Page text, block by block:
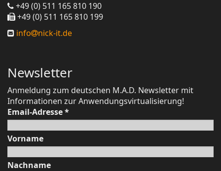
+49 (0) 511 165 810 190
+49 (0) 511 165 810 199
info
nick-it.de
Newsletter
Anmeldung zum deutschen M.A.D. Newsletter mit
Informationen zur Anwendungsvirtualisierung!
Email-Adresse*
Vorname
Nachname